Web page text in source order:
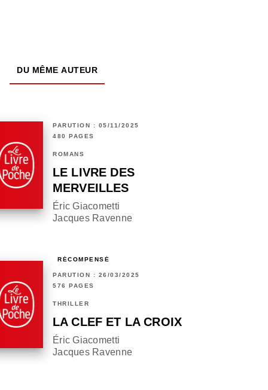
DU MÊME AUTEUR
PARUTION : 05/11/2025
480 PAGES
ROMANS
LE LIVRE DES
MERVEILLES
Éric Giacometti
Jacques Ravenne
RÉCOMPENSÉ
PARUTION : 26/03/2025
576 PAGES
THRILLER
LA CLEF ET LA CROIX
Éric Giacometti
Jacques Ravenne